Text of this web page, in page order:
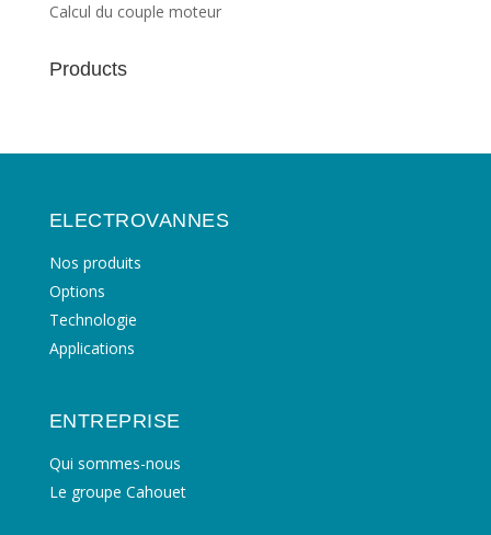
Calcul du couple moteur
Products
ELECTROVANNES
Nos produits
Options
Technologie
Applications
ENTREPRISE
Qui sommes-nous
Le groupe Cahouet